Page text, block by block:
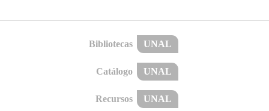
Bibliotecas UNAL
Catálogo UNAL
Recursos UNAL